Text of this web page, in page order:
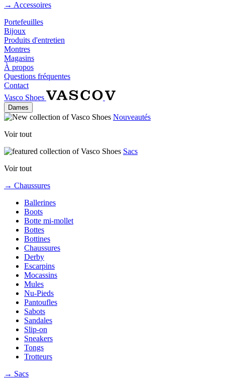
→ Accessoires
Portefeuilles
Bijoux
Produits d'entretien
Montres
Magasins
À propos
Questions fréquentes
Contact
Vasco Shoes
Dames
Nouveautés
Voir tout
Sacs
Voir tout
→ Chaussures
Ballerines
Boots
Botte mi-mollet
Bottes
Bottines
Chaussures
Derby
Escarpins
Mocassins
Mules
Nu-Pieds
Pantoufles
Sabots
Sandales
Slip-on
Sneakers
Tongs
Trotteurs
→ Sacs